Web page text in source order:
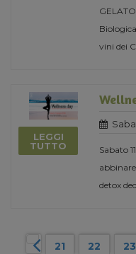
vini dei
LEGGI
TUTTO
Sabato
detox
21 22 23